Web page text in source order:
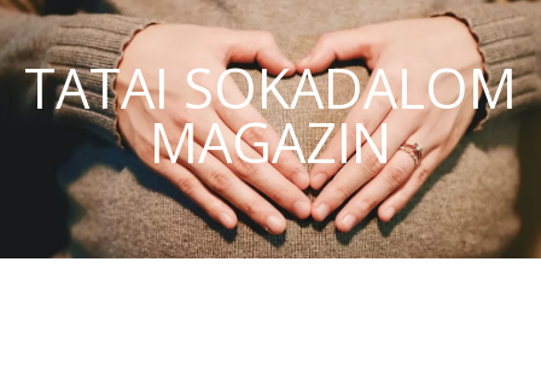
TATAI SOKADALOM
MAGAZIN